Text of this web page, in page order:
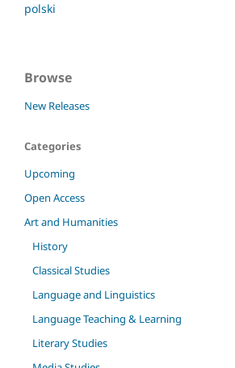
polski
Browse
New Releases
Categories
Upcoming
Open Access
Art and Humanities
History
Classical Studies
Language and Linguistics
Language Teaching & Learning
Literary Studies